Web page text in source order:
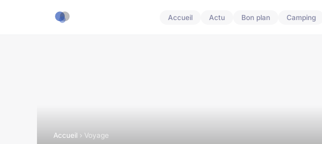
Accueil Actu Bon plan Camping
Accueil › Voyage